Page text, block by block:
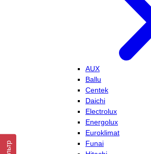
AUX
Ballu
Centek
Daichi
Electrolux
Energolux
Euroklimat
Funai